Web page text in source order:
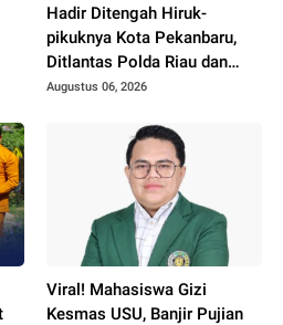
Hadir Ditengah Hiruk-
pikuknya Kota Pekanbaru,
Ditlantas Polda Riau dan
Polantas KARIB Kobarkan
Nasionalisme dan Green
Policing Jelang HUT RI Ke-
Augustus 06, 2026
Viral! Mahasiswa Gizi
Kesmas USU, Banjir Pujian